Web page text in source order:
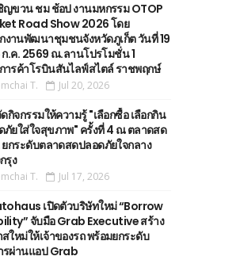
ญขวน ชม ช้อป งานมหกรรม OTOP
Road Show 2026 โดย
งานพัฒนาชุมชนจังหวัดภูเก็ต วันที่ 19
.ค. 2569 ณ.ลานโปรโมชั่น 1
ารค้าโรบินสันไลฟ์สไตล์ ราชพฤกษ์
T. Jul 20, 2026
ดกิจกรรมให้ความรู้ "เลือกซื้อ เลือกกิน
ภัยใส่ใจสุขภาพ" ครั้งที่ 4 ณ ตลาดสด
ยกระดับตลาดสดปลอดภัยใจกลาง
รุง
T. Jul 17, 2026
เปิดตัวบริษัทใหม่ “Borrow
จับมือ Grab Executive สร้าง
ใหม่ให้เจ้าของรถ พร้อมยกระดับ
รผ่านแอป Grab